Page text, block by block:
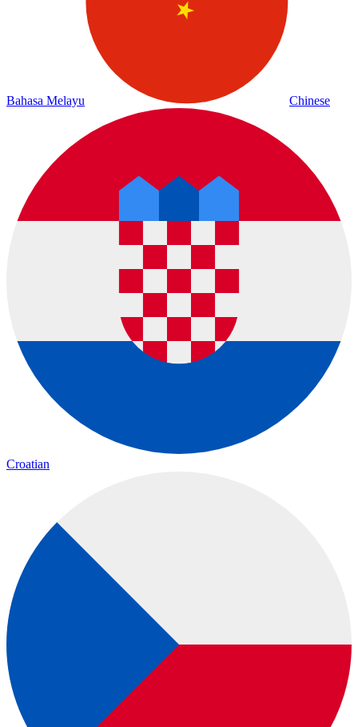
Bahasa Melayu Chinese
Croatian